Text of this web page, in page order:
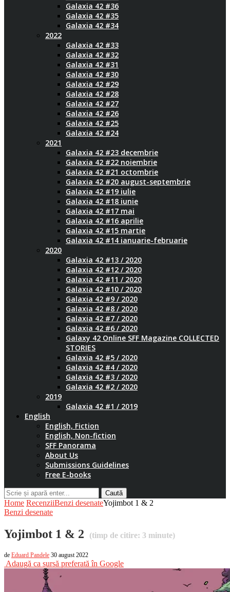
Galaxia 42 #36
Galaxia 42 #35
Galaxia 42 #34
2022
Galaxia 42 #33
Galaxia 42 #32
Galaxia 42 #31
Galaxia 42 #30
Galaxia 42 #29
Galaxia 42 #28
Galaxia 42 #27
Galaxia 42 #26
Galaxia 42 #25
Galaxia 42 #24
2021
Galaxia 42 #23 decembrie
Galaxia 42 #22 noiembrie
Galaxia 42 #21 octombrie
Galaxia 42 #20 august-septembrie
Galaxia 42 #19 iulie
Galaxia 42 #18 iunie
Galaxia 42 #17 mai
Galaxia 42 #16 aprilie
Galaxia 42 #15 martie
Galaxia 42 #14 ianuarie-februarie
2020
Galaxia 42 #13 / 2020
Galaxia 42 #12 / 2020
Galaxia 42 #11 / 2020
Galaxia 42 #10 / 2020
Galaxia 42 #9 / 2020
Galaxia 42 #8 / 2020
Galaxia 42 #7 / 2020
Galaxia 42 #6 / 2020
Galaxy 42 Online SFF Magazine COLLECTED
STORIES
Galaxia 42 #5 / 2020
Galaxia 42 #4 / 2020
Galaxia 42 #3 / 2020
Galaxia 42 #2 / 2020
2019
Galaxia 42 #1 / 2019
English
English, Fiction
English, Non-fiction
SFF Panorama
About Us
Submissions Guidelines
Free E-books
Caută
Home RecenziiBenzi desenateYojimbot 1 & 2
Benzi desenate
Yojimbot 1 & 2 (timp de citire: 3 minute)
de Eduard Pandele 30 august 2022
Adaugă ca sursă preferată în Google